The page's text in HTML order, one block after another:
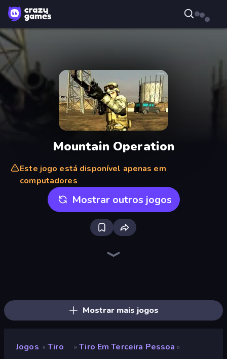
Mountain Operation
Este jogo está disponível apenas em
computadores
Mostrar outros jogos
Mostrar mais jogos
Jogos » Tiro » Tiro Em Terceira Pessoa »